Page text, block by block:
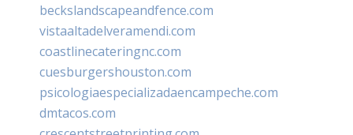
beckslandscapeandfence.com
vistaaltadelveramendi.com
coastlinecateringnc.com
cuesburgershouston.com
psicologiaespecializadaencampeche.com
dmtacos.com